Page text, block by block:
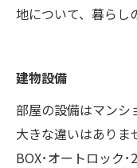
地について、暮らし
建物設備
部屋の設備はマンシ
大きな違いはありま
BOX･オートロック